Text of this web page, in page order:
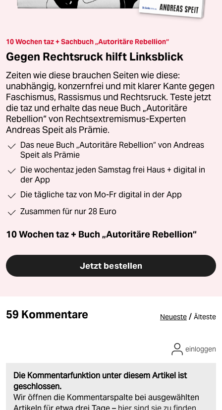
10 Wochen taz + Sachbuch „Autoritäre Rebellion“
Gegen Rechtsruck hilft Linksblick
Zeiten wie diese brauchen Seiten wie diese:
unabhängig, konzernfrei und mit klarer Kante gegen
Faschismus, Rassismus und Rechtsruck. Teste jetzt
die taz und erhalte das neue Buch „Autoritäre
Rebellion“ von Rechtsextremismus-Experten
Andreas Speit als Prämie.
Das neue Buch „Autoritäre Rebellion“ von Andreas
Speit als Prämie
Die wochentaz jeden Samstag frei Haus + digital in
der App
Die tägliche taz von Mo-Fr digital in der App
Zusammen für nur 28 Euro
10 Wochen taz + Buch „Autoritäre Rebellion“
Jetzt bestellen
59 Kommentare Neueste / Älteste
Die Kommentarfunktion unter diesem Artikel ist
geschlossen.
Wir öffnen die Kommentarspalte bei ausgewählten
einloggen